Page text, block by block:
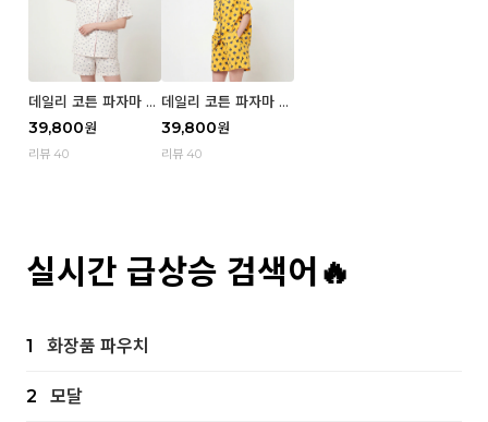
데일리 코튼 파자마 반
팔 세트 (우먼) - 02
Blue cherry
39,800원
리뷰 40
데일리 코튼 파자마 반
팔 세트 (우먼) - 01 Mi
z
39,800원
리뷰 40
실시간 급상승 검색어🔥
1 화장품 파우치
2 모달